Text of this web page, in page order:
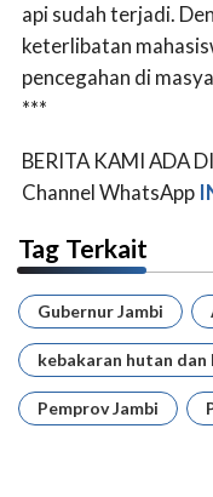
api sudah terjadi.
keterlibatan
pencegahan di
***
BERITA KAMI ADA DI
Channel WhatsApp
Tag Terkait
Gubernur Jambi
kebakaran hutan dan
Pemprov Jambi